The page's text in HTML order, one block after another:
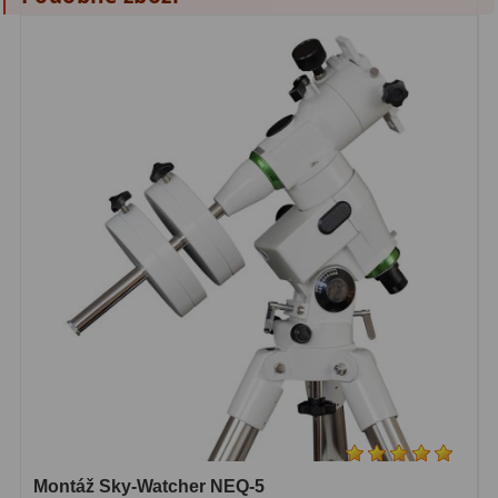
Montáž Sky-Watcher NEQ-5